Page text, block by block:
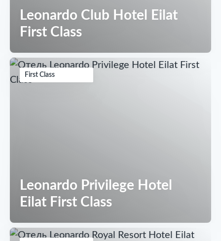
Leonardo Club Hotel Eilat
First Class
First Class
Leonardo Privilege Hotel
Eilat First Class